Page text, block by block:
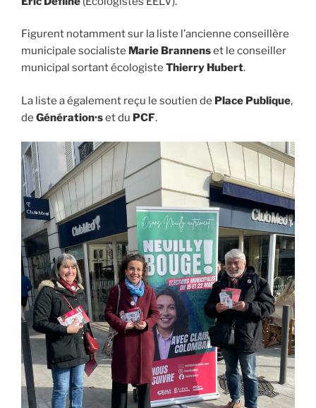
Figurent notamment sur la liste l’ancienne conseillère
municipale socialiste Marie Brannenset le conseiller
municipal sortant écologiste Thierry Hubert.
La liste a également reçu le soutien de Place Publique,
de Génération·set du PCF.